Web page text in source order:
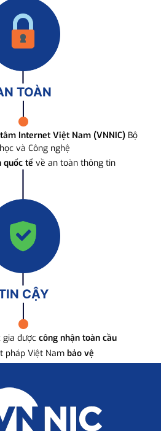
TOÀN
Internet Việt Nam (VNNIC) Bộ
và Công nghệ
quốc tế về an toàn thông tin
CẬY
gia được công nhận toàn cầu
pháp Việt Nam bảo vệ